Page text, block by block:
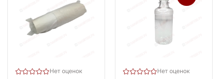
Нет оценок Нет оценок